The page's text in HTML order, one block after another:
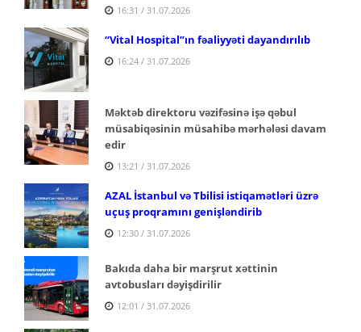
16:31 / 31.07.2026
“Vital Hospital”ın fəaliyyəti dayandırılıb
16:24 / 31.07.2026
Məktəb direktoru vəzifəsinə işə qəbul
müsabiqəsinin müsahibə mərhələsi davam
edir
13:21 / 31.07.2026
AZAL İstanbul və Tbilisi istiqamətləri üzrə
uçuş proqramını genişləndirib
12:30 / 31.07.2026
Bakıda daha bir marşrut xəttinin
avtobusları dəyişdirilir
12:01 / 31.07.2026